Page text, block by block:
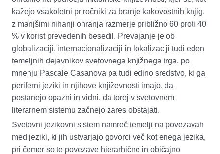
kažejo vsakoletni priročniki za branje kakovostnih knjig,
z manjšimi nihanji ohranja razmerje približno 60 proti 40
% v korist prevedenih besedil. Prevajanje je ob
globalizaciji, internacionalizaciji in lokalizaciji tudi eden
temeljnih dejavnikov svetovnega knjižnega trga, po
mnenju Pascale Casanova pa tudi edino sredstvo, ki ga
periferni jeziki in njihove književnosti imajo, da
postanejo opazni in vidni, da torej v svetovnem
literarnem sistemu začnejo zares obstajati.
Svetovni jezikovni sistem namreč temelji na povezavah
med jeziki, ki jih ustvarjajo govorci več kot enega jezika,
pri čemer so te povezave hierarhične in običajno